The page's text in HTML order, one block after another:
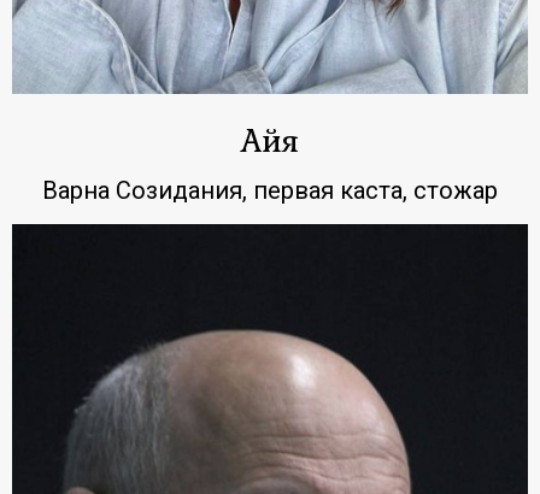
Айя
Варна Созидания, первая каста, стожар